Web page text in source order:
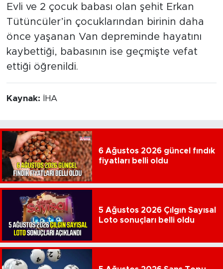
Evli ve 2 çocuk babası olan şehit Erkan
Tütüncüler’in çocuklarından birinin daha
önce yaşanan Van depreminde hayatını
kaybettiği, babasının ise geçmişte vefat
ettiği öğrenildi.
Kaynak: İHA
6 Ağustos 2026 güncel fındık
fiyatları belli oldu
5 Ağustos 2026 Çılgın Sayısal
Loto sonuçları belli oldu